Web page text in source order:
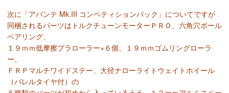
次に「アバンテ Mk.III コンペティションパック」についてですが
同梱されるパーツはトルクチューンモーターＰＲＯ、六角穴ボール
ベアリング、
１９ｍｍ低摩擦プラローラー×６個、１９ｍｍゴムリングローラ
ー、
ＦＲＰマルチワイドステー、大径ナローライトウェイトホイール
（バレルタイヤ付）の